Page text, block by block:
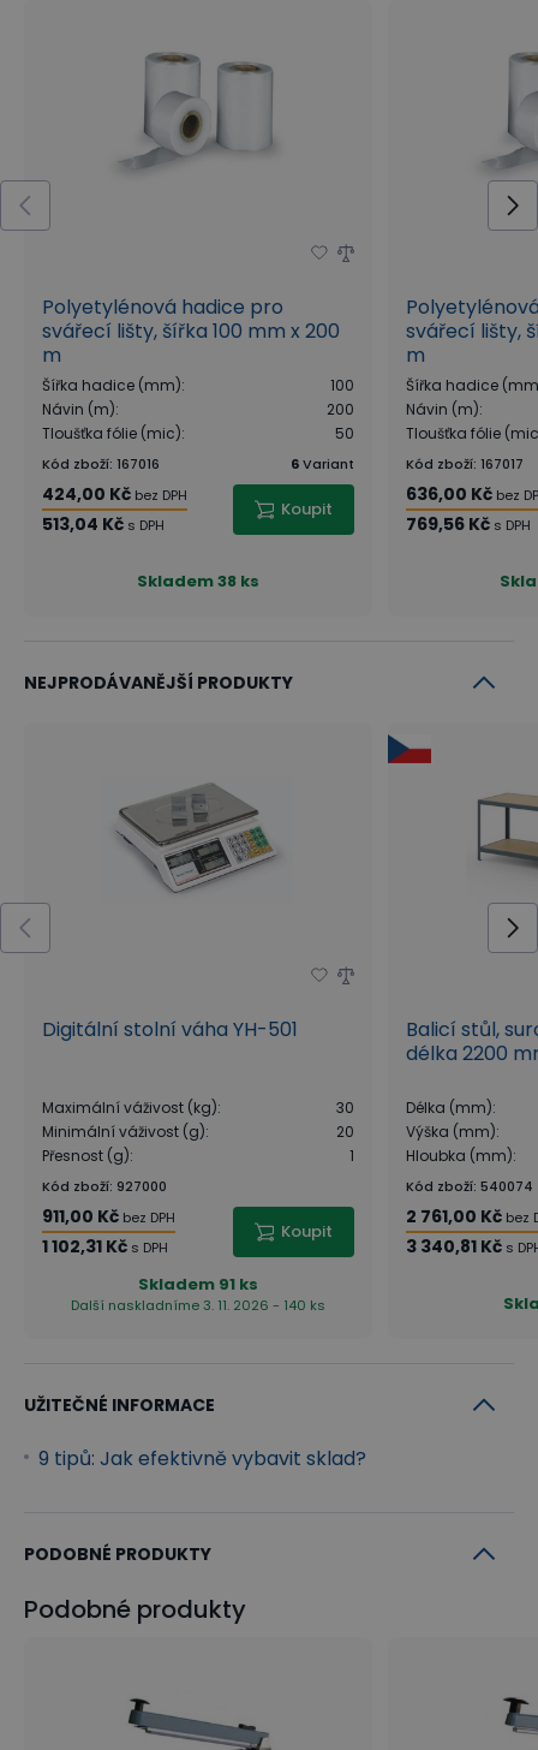
Polyetylénová hadice pro
svářecí lišty, šířka 100 mm x 200
m
Šířka hadice (mm):
100
Návin (m):
200
Tloušťka fólie (mic): 50
Kód zboží: 167016 6Variant
424,00 Kč bez DPH
513,04 Kč s DPH
Koupit
Skladem38 ks
svářecí lišty,
m
Šířka hadice
Návin (m):
Tloušťka fólie
Kód zboží: 167017
636,00 Kč bez
769,56 Kč s DPH
NEJPRODÁVANĚJŠÍ PRODUKTY
Digitální stolní váha YH-501
Maximální váživost (kg):
30
Minimální váživost (g):
20
Přesnost (g): 1
Kód zboží: 927000
911,00 Kč bez DPH
1 102,31 Kč s DPH
Koupit
Skladem 91 ks
Další naskladníme 3. 11. 2026 - 140 ks
Balicí stůl,
délka 2200
Délka (mm):
Výška (mm):
Hloubka (mm):
Kód zboží: 540074
2 761,00 Kč bez
3 340,81 Kč s
UŽITEČNÉ INFORMACE
9 tipů: Jak efektivně vybavit sklad?
PODOBNÉ PRODUKTY
Podobné produkty